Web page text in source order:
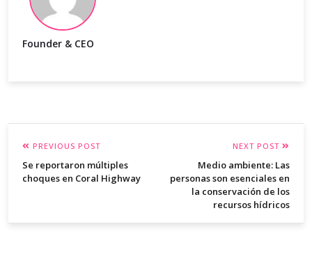
Founder & CEO
PREVIOUS POST
Se reportaron múltiples
choques en Coral Highway
NEXT POST
Medio ambiente: Las
personas son esenciales en
la conservación de los
recursos hídricos